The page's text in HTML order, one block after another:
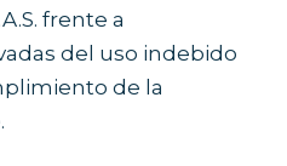
frente a
del uso indebido
de la